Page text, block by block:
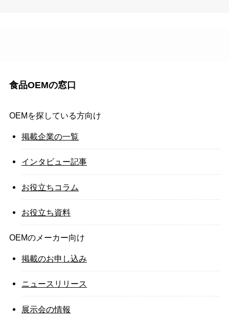
食品OEMの窓口
OEMを探している方向け
掲載企業の一覧
インタビュー記事
お役立ちコラム
お役立ち資料
OEMのメーカー向け
掲載のお申し込み
ニュースリリース
展示会の情報